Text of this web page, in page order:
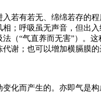
若有若无、绵绵若存的
；呼吸虽无声音，但出
（“气直养而无害”）。
谢；也可以增加横膈膜
化而产生的。亦即气是